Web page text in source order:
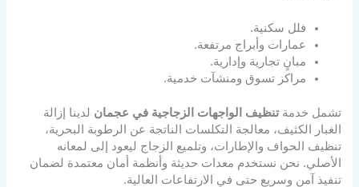
فلل سكنية.
عمارات وأبراج مرتفعة.
مبانٍ تجارية وإدارية.
مراكز تسوق ومنشآت خدمية.
تشمل خدمةتنظيف الواجهات الزجاجية في عجمان لدينا إزالة
الغبار الكثيف، معالجة التكلسات الناتجة عن الرطوبة البحرية،
تنظيف الحواف والإطارات، وتلميع الزجاج ليعود إلى لمعانه
الأصلي. نحن نستخدم معدات حديثة وأنظمة أمان معتمدة لضمان
تنفيذ آمن وسريع حتى في الارتفاعات العالية.